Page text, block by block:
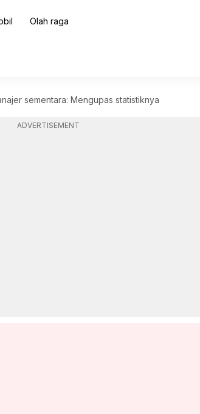
Olah raga
sementara: Mengupas statistiknya
ADVERTISEMENT